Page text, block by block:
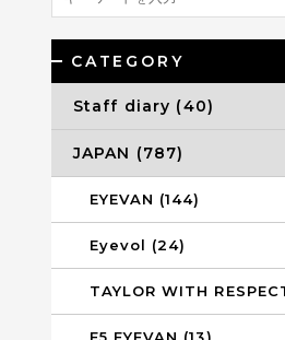
CATEGORY
Staff diary (40)
JAPAN (787)
EYEVAN (144)
Eyevol (24)
TAYLOR WITH